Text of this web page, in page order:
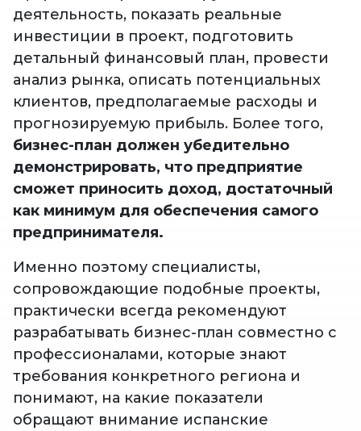
деятельность, показать реальные
инвестиции в проект, подготовить
детальный финансовый план, провести
анализ рынка, описать потенциальных
клиентов, предполагаемые расходы и
прогнозируемую прибыль. Более того,
бизнес-план должен убедительно
демонстрировать, что предприятие
сможет приносить доход, достаточный
как минимум для обеспечения самого
предпринимателя.
Именно поэтому специалисты,
сопровождающие подобные проекты,
практически всегда рекомендуют
разрабатывать бизнес-план совместно с
профессионалами, которые знают
требования конкретного региона и
понимают, на какие показатели
обращают внимание испанские